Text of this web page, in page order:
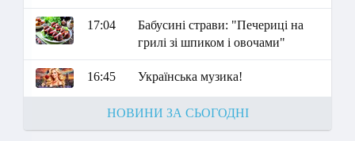
17:04
Бабусині страви: "Печериці на
грилі зі шпиком і овочами"
16:45 Українська музика!
НОВИНИ ЗА СЬОГОДНІ